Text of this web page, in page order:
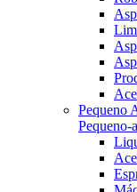
Pequeno
Pequeno-